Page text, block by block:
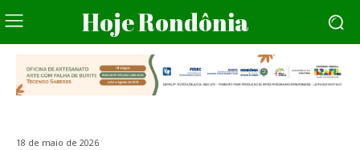
Hoje Rondônia
18 de maio de 2026